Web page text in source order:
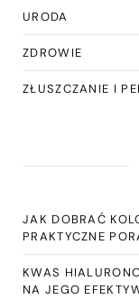
URODA
ZDROWIE
ZŁUSZCZANIE I
JAK DOBRAĆ
PRAKTYCZNE
KWAS
NA JEGO